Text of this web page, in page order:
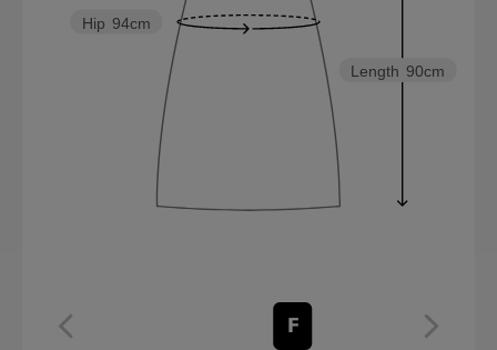
Length 90cm
Hip 94cm
F